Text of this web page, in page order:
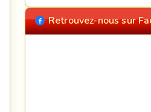
Retrouvez-nous sur